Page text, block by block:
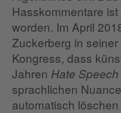
Hasskommentare
worden. Im April
Zuckerberg in
Kongress, dass
Jahren Hate Speech
sprachlichen
automatisch